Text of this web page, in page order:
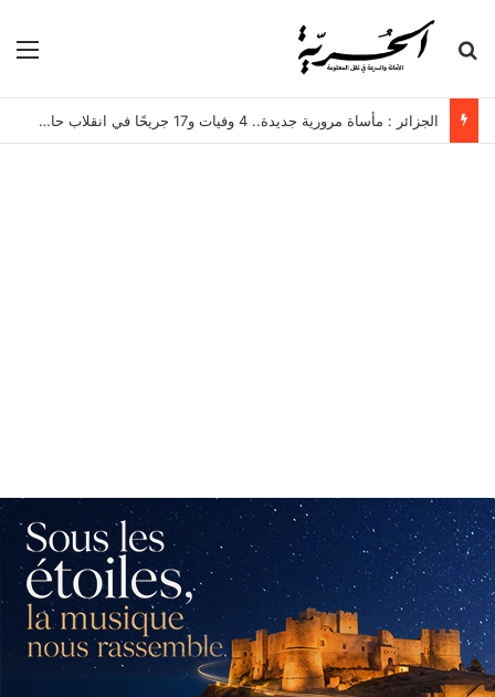
بحث عن
الجزائر : مأساة مرورية جديدة.. 4 وفيات و17 جريحًا في انقلاب حافلة لنقل العمال